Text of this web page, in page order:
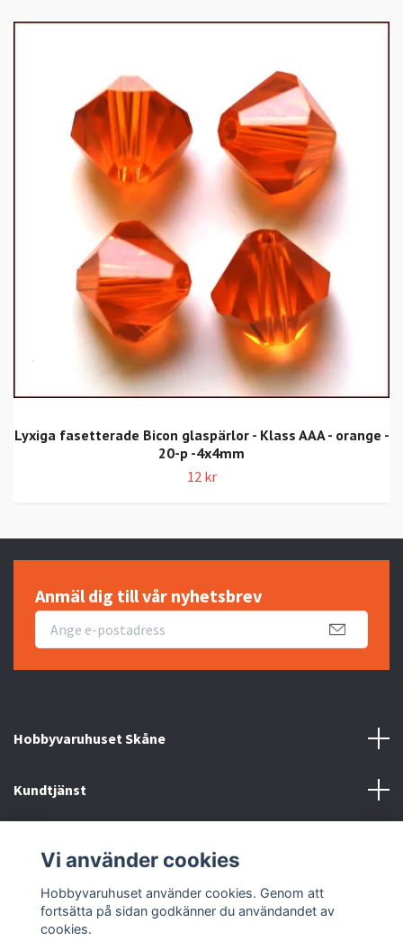
Lyxiga fasetterade Bicon glaspärlor - Klass AAA - orange -
20-p -4x4mm
12 kr
Anmäl dig till vår nyhetsbrev
Hobbyvaruhuset Skåne
Kundtjänst
Sociala medier
Vi använder cookies
Hobbyvaruhuset använder cookies. Genom att
fortsätta på sidan godkänner du användandet av
cookies.